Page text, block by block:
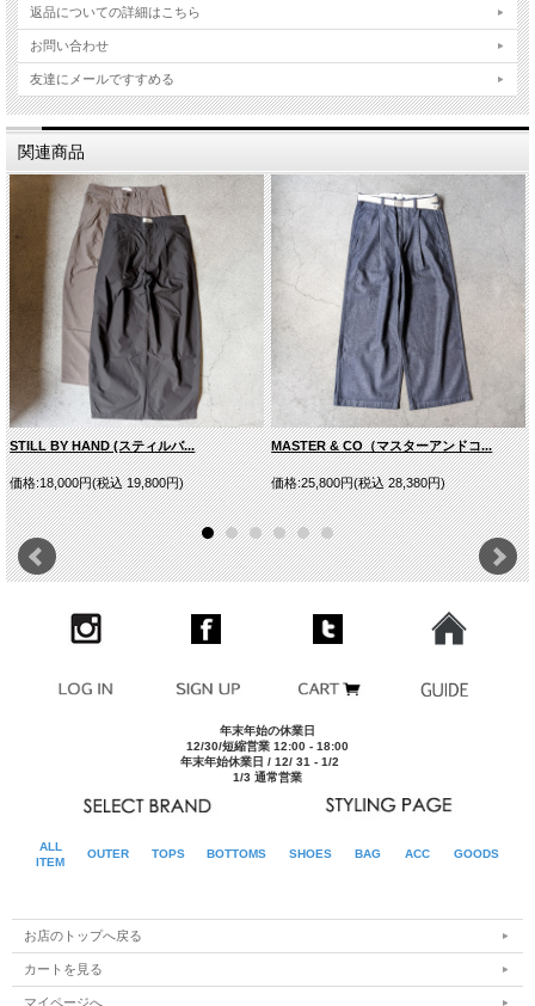
S
75cm
M
79cm 25cm 95cm 20.5cm
34.5cm
L
XL
87cm
XXL
91cm 26.5cm 95cm 22cm 37.5cm
■カラーバリエーション
返品についての詳細はこちら
お問い合わせ
友達にメールですすめる
関連商品
STILL BY HAND (スティルバ...
価格:18,000円(税込 19,800円)
MASTER & CO（マスターアンドコ...
価格:25,800円(税込 28,380円)
年末年始の休業日
12/30/短縮営業 12:00 - 18:00
年末年始休業日 / 12/ 31 - 1/2
1/3 通常営業
ALL
ITEM
OUTER TOPS BOTTOMS SHOES BAG ACC GOODS
お店のトップへ戻る
カートを見る
マイページへ